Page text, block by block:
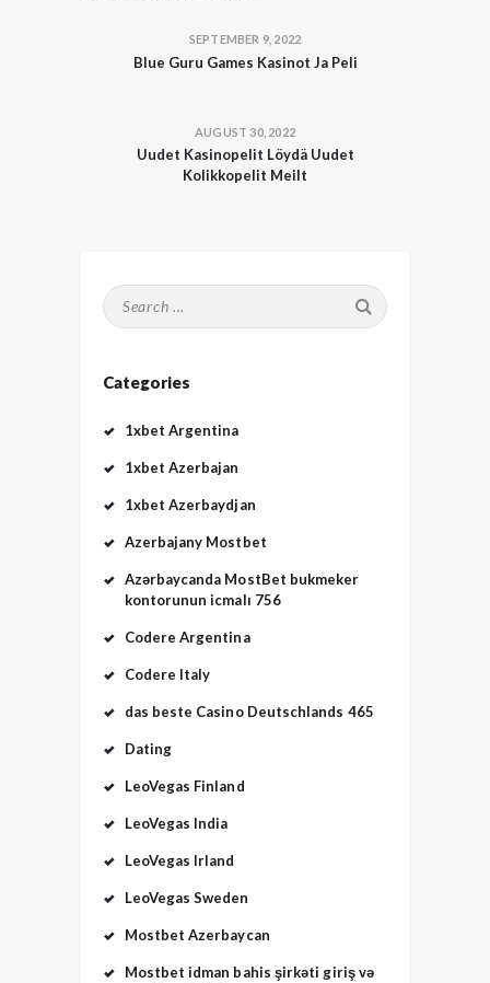
SEPTEMBER 9, 2022
Blue Guru Games Kasinot Ja Peli
AUGUST 30, 2022
Uudet Kasinopelit Löydä Uudet
Kolikkopelit Meilt
Search
for:
Categories
1xbet Argentina
1xbet Azerbajan
1xbet Azerbaydjan
Azerbajany Mostbet
Azərbaycanda MostBet bukmeker
kontorunun icmalı 756
Codere Argentina
Codere Italy
das beste Casino Deutschlands 465
Dating
LeoVegas Finland
LeoVegas India
LeoVegas Irland
LeoVegas Sweden
Mostbet Azerbaycan
Mostbet idman bahis şirkəti giriş və